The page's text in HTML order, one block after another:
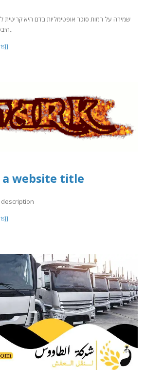
שמירה על רמות סוכר אופטימליות בדם היא קריטית
היבטים מחיוניות יומיומית ועד ב..
a website title